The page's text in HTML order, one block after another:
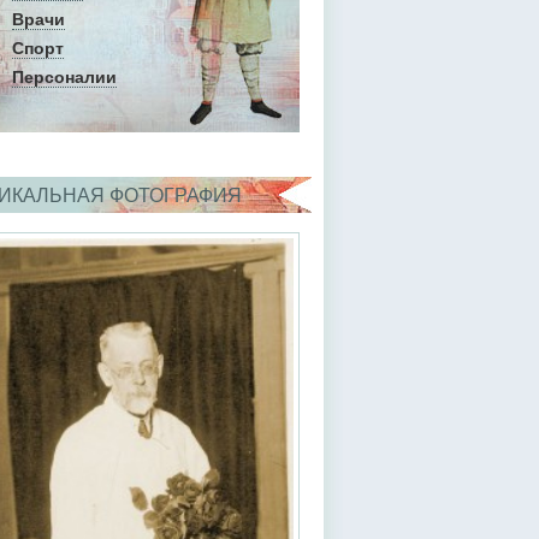
Врачи
Спорт
Персоналии
ФОТОГРАФИЯ